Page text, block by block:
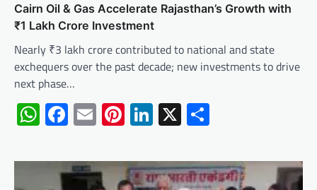
Cairn Oil & Gas Accelerate Rajasthan’s Growth with
₹1 Lakh Crore Investment
Nearly ₹3 lakh crore contributed to national and state
exchequers over the past decade; new investments to drive
next phase…
WhatsApp
Facebook
EmailPinterest
LinkedIn
X